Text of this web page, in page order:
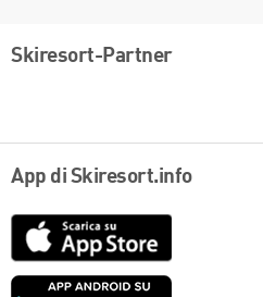
Skiresort-Partner
App di Skiresort.info
Google